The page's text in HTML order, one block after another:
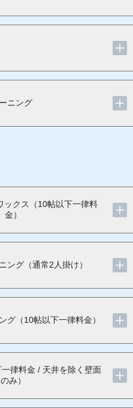
ニング
ックス（10帖以下一律料
金）
ング（通常2人掛け）
グ（10帖以下一律料金）
律料金 / 天井を除く壁面
のみ）